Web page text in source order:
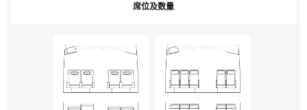
席位及数量
china-emu.cn china-emu.cn